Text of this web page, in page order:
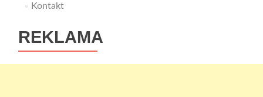
Kontakt
REKLAMA